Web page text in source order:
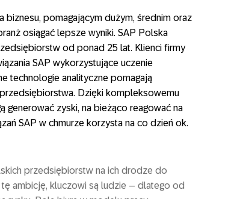
pomagającym dużym, średnim oraz
osiągać lepsze wyniki. SAP Polska
od ponad 25 lat. Klienci firmy
SAP wykorzystujące uczenie
technologie analityczne pomagają
Dzięki kompleksowemu
generować zyski, na bieżąco reagować na
SAP w chmurze korzysta na co dzień ok.
przedsiębiorstw na ich drodze do
ambicję, kluczowi są ludzie – dlatego od